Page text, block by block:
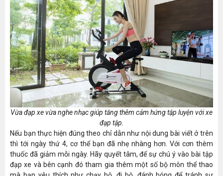
Vừa đạp xe vừa nghe nhạc giúp tăng thêm cảm hứng tập luyện với xe
đạp tập.
Nếu bạn thực hiện đúng theo chỉ dẫn như nội dung bài viết ở trên
thì tới ngày thứ 4, cơ thể bạn đã nhẹ nhàng hơn. Với cơn thèm
thuốc đã giảm mỗi ngày. Hãy quyết tâm, để sự chú ý vào bài tập
đạp xe và bên cạnh đó tham gia thêm một số bộ môn thể thao